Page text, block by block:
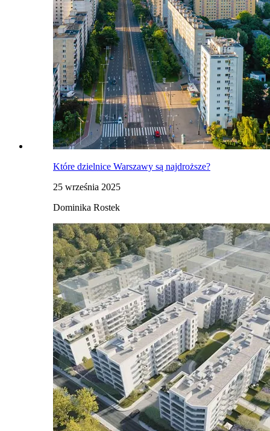
Które dzielnice Warszawy są najdroższe?
25 września 2025
Dominika Rostek